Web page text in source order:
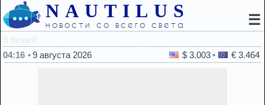
NAUTILUS
новости со всего света ☰
04:16
9 августа 2026 $ 3.003 € 3.464